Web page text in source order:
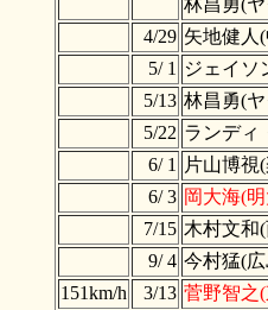
4/29 矢地健人
5/ 1
ジェイソ
5/13 林昌勇(
5/22 ランディ
6/ 1
片山博視
6/ 3 岡大海(
7/15 木村文和
9/ 4 今村猛(
151km/h
3/13 菅野智之